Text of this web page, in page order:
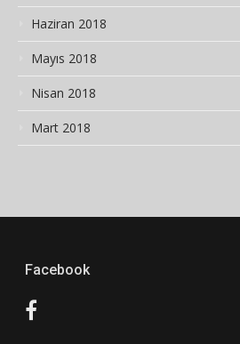
Haziran 2018
Mayıs 2018
Nisan 2018
Mart 2018
Facebook